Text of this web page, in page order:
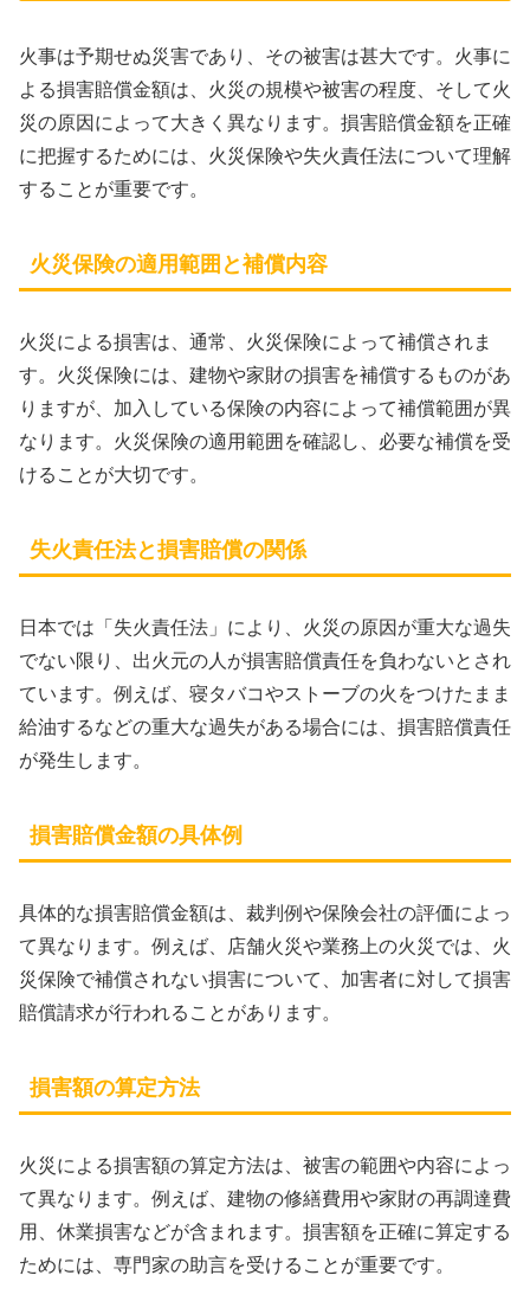
火事は予期せぬ災害であり、その被害は甚大です。火事に
よる損害賠償金額は、火災の規模や被害の程度、そして火
災の原因によって大きく異なります。損害賠償金額を正確
に把握するためには、火災保険や失火責任法について理解
することが重要です。
火災保険の適用範囲と補償内容
火災による損害は、通常、火災保険によって補償されま
す。火災保険には、建物や家財の損害を補償するものがあ
りますが、加入している保険の内容によって補償範囲が異
なります。火災保険の適用範囲を確認し、必要な補償を受
けることが大切です。
失火責任法と損害賠償の関係
日本では「失火責任法」により、火災の原因が重大な過失
でない限り、出火元の人が損害賠償責任を負わないとされ
ています。例えば、寝タバコやストーブの火をつけたまま
給油するなどの重大な過失がある場合には、損害賠償責任
が発生します。
損害賠償金額の具体例
具体的な損害賠償金額は、裁判例や保険会社の評価によっ
て異なります。例えば、店舗火災や業務上の火災では、火
災保険で補償されない損害について、加害者に対して損害
賠償請求が行われることがあります。
損害額の算定方法
火災による損害額の算定方法は、被害の範囲や内容によっ
て異なります。例えば、建物の修繕費用や家財の再調達費
用、休業損害などが含まれます。損害額を正確に算定する
ためには、専門家の助言を受けることが重要です。